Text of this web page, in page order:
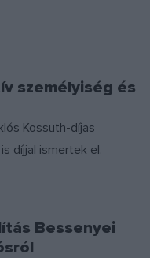
személyiség és
Kossuth-díjas
díjjal ismertek el.
Bessenyei